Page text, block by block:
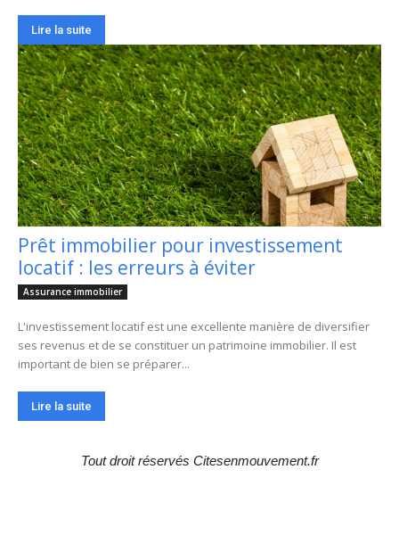
Lire la suite
Prêt immobilier pour investissement
locatif : les erreurs à éviter
Assurance immobilier
L'investissement locatif est une excellente manière de diversifier
ses revenus et de se constituer un patrimoine immobilier. Il est
important de bien se préparer...
Lire la suite
Tout droit réservés Citesenmouvement.fr